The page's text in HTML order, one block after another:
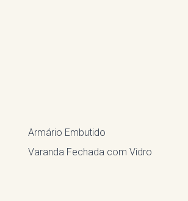
Armário Embutido
Varanda Fechada com Vidro